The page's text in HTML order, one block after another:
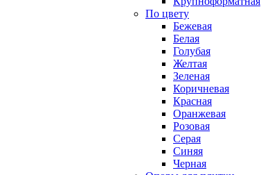
По цвету
Бежевая
Белая
Голубая
Желтая
Зеленая
Коричневая
Красная
Оранжевая
Розовая
Серая
Синяя
Черная